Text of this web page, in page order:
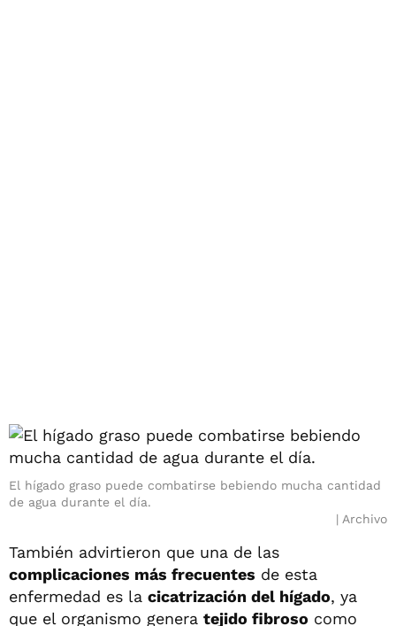
El hígado graso puede combatirse bebiendo mucha cantidad
de agua durante el día.
Archivo
También advirtieron que una de las
complicaciones más frecuentes de esta
enfermedad es la cicatrización del hígado, ya
que el organismo genera tejido fibroso como